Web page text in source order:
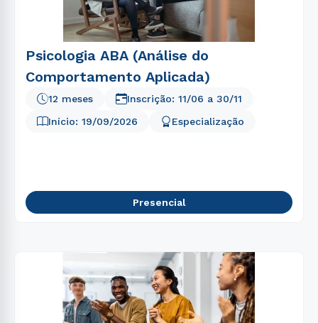
Psicologia ABA (Análise do
Comportamento Aplicada)
Início: 19/09/2026 Especialização
12 meses Inscrição: 11/06 a 30/11
Presencial
6º
nutrição
7º
medicina
8º
pedagogia
9º
farmácia
10º fisioterapia